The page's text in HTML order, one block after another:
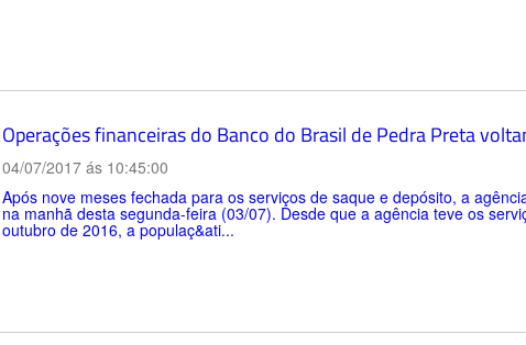
Operações financeiras do Banco do Brasil de Pedra Preta
04/07/2017 ás 10:45:00
Após nove meses fechada para os serviços de saque e depósito, a
na manhã desta segunda-feira (03/07). Desde que a agência teve os
outubro de 2016, a populaç&ati...